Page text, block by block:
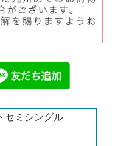
セミシングル